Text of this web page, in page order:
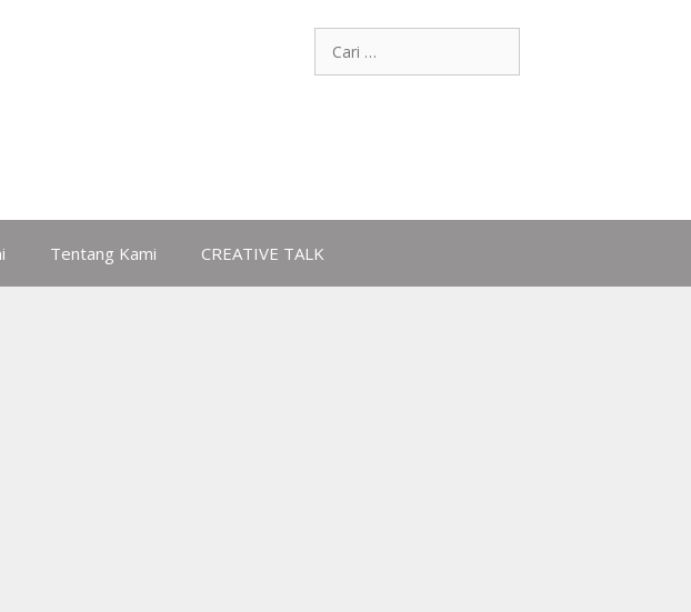
Tentang Kami CREATIVE TALK